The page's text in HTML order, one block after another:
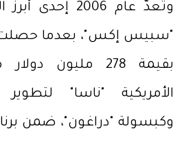
وتُعدّ عام 2006
"سبيس إكس"، بعدما حصلت
بقيمة 278 مليون
الأمريكية "ناسا"
وكبسولة "دراغون"، ضمن